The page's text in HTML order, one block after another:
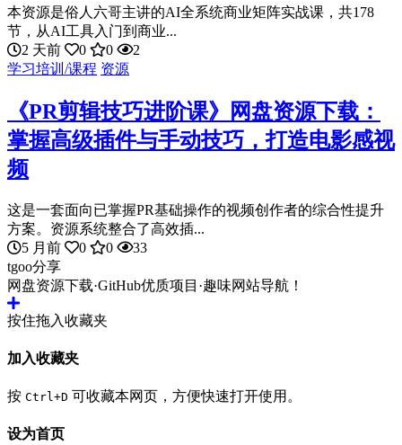
本资源是俗人六哥主讲的AI全系统商业矩阵实战课，共178
节，从AI工具入门到商业...
2 天前
0 0
2
学习培训/课程 资源
《PR剪辑技巧进阶课》网盘资源下载：
掌握高级插件与手动技巧，打造电影感视
频
这是一套面向已掌握PR基础操作的视频创作者的综合性提升
方案。资源系统整合了高效插...
5 月前
0 0
33
tgoo分享
网盘资源下载·GitHub优质项目·趣味网站导航！
按住拖入收藏夹
加入收藏夹
按 Ctrl+D 可收藏本网页，方便快速打开使用。
设为首页